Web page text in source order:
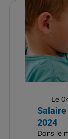
Le
2024
Dans le